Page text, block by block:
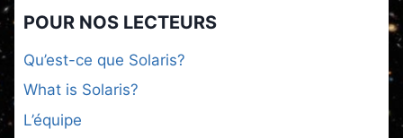
POUR NOS LECTEURS
Qu’est-ce que Solaris?
What is Solaris?
L’équipe